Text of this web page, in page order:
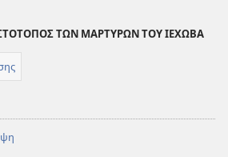
ΤΩΝ ΜΑΡΤΥΡΩΝ ΤΟΥ ΙΕΧΩΒΑ